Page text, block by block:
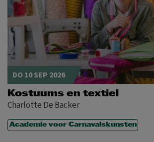
DO 10 SEP 2026
Kostuums en textiel
Charlotte De Backer
Academie voor Carnavalskunsten